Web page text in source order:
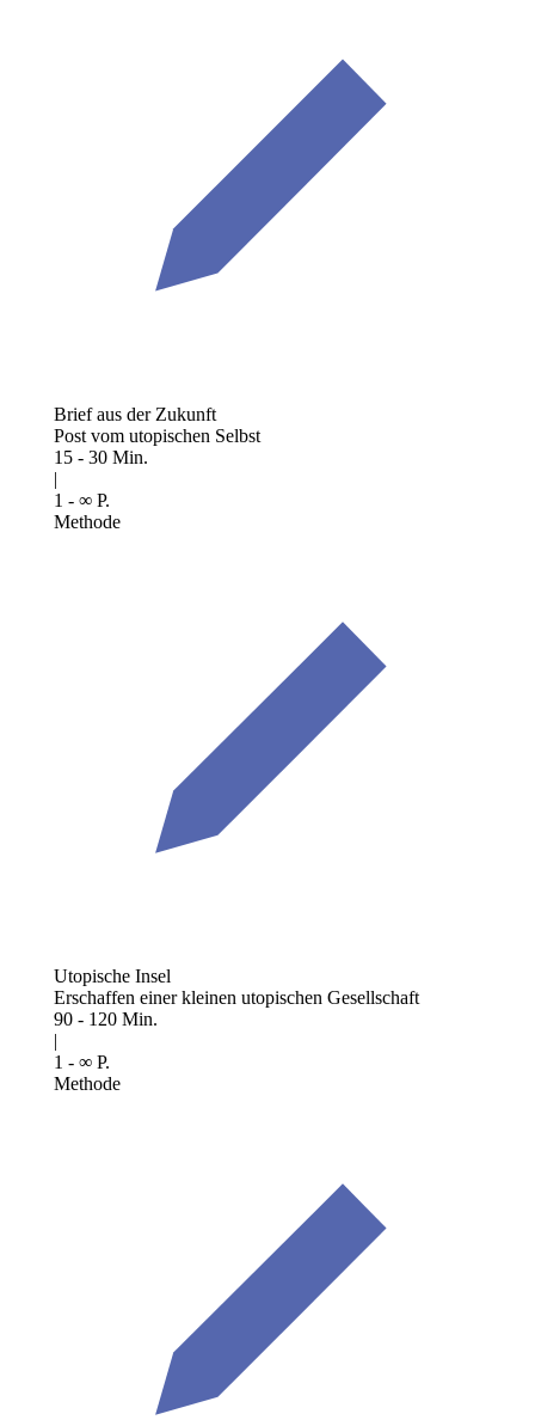
Brief aus der Zukunft
Post vom utopischen Selbst
15 - 30 Min.
|
1 - ∞ P.
Methode
Utopische Insel
Erschaffen einer kleinen utopischen Gesellschaft
90 - 120 Min.
|
1 - ∞ P.
Methode